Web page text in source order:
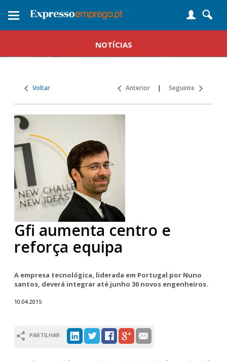
Toggle
NOTÍCIAS
Voltar Anterior | Seguinte
Gfi aumenta centro e
reforça equipa
A empresa tecnológica, liderada em Portugal por Nuno
santos, deverá integrar até junho 30 novos engenheiros.
10.04.2015
PARTILHAR